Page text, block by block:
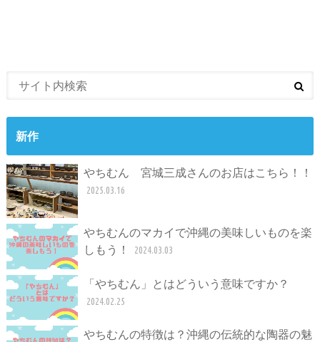
新作
やちむん 宮城三成さんのお店はこちら！！
2025.03.16
やちむんのマカイで沖縄の美味しいものを楽
しもう！
2024.03.03
「やちむん」とはどういう意味ですか？
2024.02.25
やちむんの特徴は？沖縄の伝統的な陶器の魅